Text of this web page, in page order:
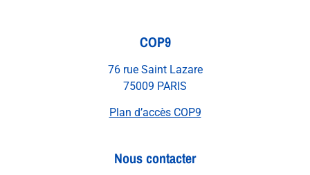
COP9
76 rue Saint Lazare
75009 PARIS
Plan d’accès COP9
Nous contacter